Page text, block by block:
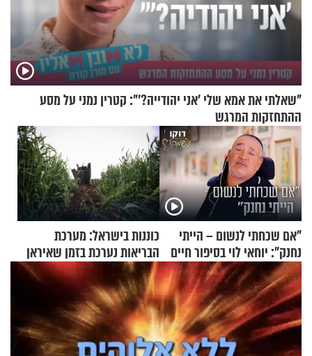
"שאלתי את אמא שלי 'אני יהודייה?'": קטרין נמני על מסע
ההתחזקות המרגש
"אם שכחתי לנשום – הייתי
נחנק": יוחאי לוי בסיפור חיים
מעורר השראה
כוננות בישראל: מערכת
הבריאות נערכת בזמן שאיראן
מאיימת על הבריטים